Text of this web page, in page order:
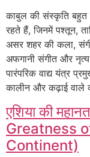
काबुल की संस्कृति बहुत
रहते हैं, जिनमें पश्तून,
असर शहर की कला,
अफगानी संगीत और
पारंपरिक वाद्य यंत्र
कालीन और कढ़ाई वाले
एशिया की
Greatness
Continent)